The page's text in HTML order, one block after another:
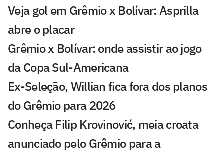
Veja gol em Grêmio x Bolívar: Asprilla
abre o placar
Grêmio x Bolívar: onde assistir ao jogo
da Copa Sul-Americana
Ex-Seleção, Willian fica fora dos planos
do Grêmio para 2026
Conheça Filip Krovinović, meia croata
anunciado pelo Grêmio para a